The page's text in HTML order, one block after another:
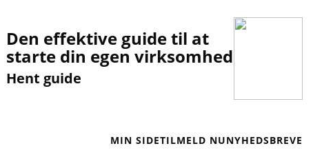
Den effektive guide til at
starte din egen virksomhed
Hent guide
MIN SIDETILMELD NUNYHEDSBREVE